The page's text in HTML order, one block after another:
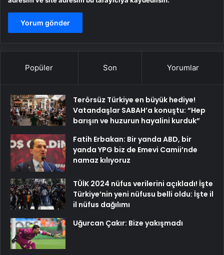
Popüler Son Yorumlar
Terörsüz Türkiye en büyük hediye!
Vatandaşlar SABAH’a konuştu: “Hep
barışın ve huzurun hayalini kurduk”
Fatih Erbakan: Bir yanda ABD, bir
yanda YPG biz de Emevi Camii’nde
namaz kılıyoruz
TÜİK 2024 nüfus verilerini açıkladı! İşte
Türkiye’nin yeni nüfusu belli oldu: İşte il
il nüfus dağılımı
Uğurcan Çakır: Bize yakışmadı